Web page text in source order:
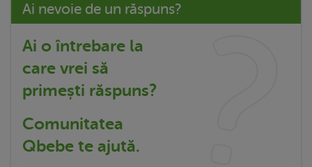
Ai nevoie de un răspuns?
Ai o întrebare la
care vrei să
primești răspuns?
Comunitatea
Qbebe te ajută.